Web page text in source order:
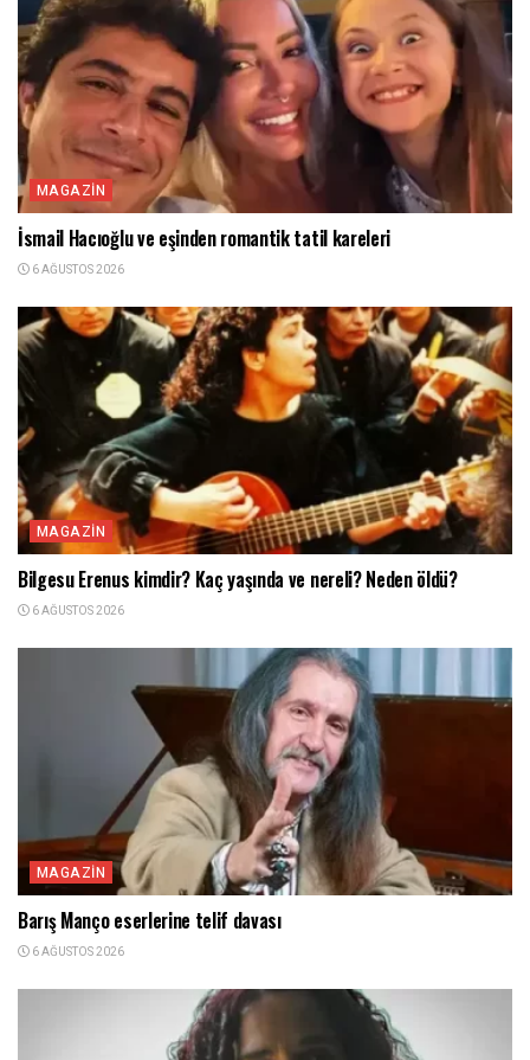
MAGAZIN
İsmail Hacıoğlu ve eşinden romantik tatil kareleri
6 AĞUSTOS 2026
MAGAZIN
Bilgesu Erenus kimdir? Kaç yaşında ve nereli? Neden öldü?
6 AĞUSTOS 2026
MAGAZIN
Barış Manço eserlerine telif davası
6 AĞUSTOS 2026